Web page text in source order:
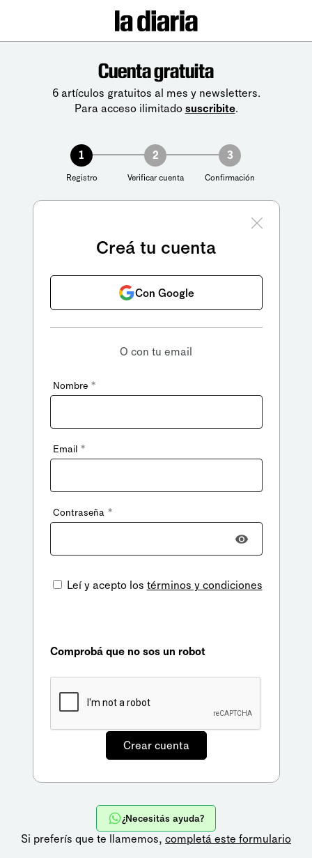
Cuenta gratuita
6 artículos gratuitos al mes y newsletters.
Para acceso ilimitado suscribite.
1
Registro
2
Verificar cuenta
3
Confirmación
Creá tu cuenta
Con Google
O con tu email
Nombre *
Email *
Contraseña *
Leí y acepto los términos y condiciones
Comprobá que no sos un robot
¿Necesitás ayuda?
Si preferís que te llamemos, completá este formulario